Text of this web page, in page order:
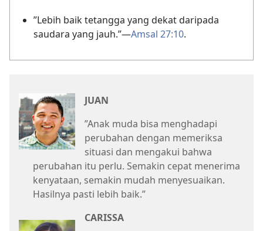
”Lebih baik tetangga yang dekat daripada
saudara yang jauh.”—Amsal 27:10.
JUAN
”Anak muda bisa menghadapi
perubahan dengan memeriksa
situasi dan mengakui bahwa
perubahan itu perlu. Semakin cepat menerima
kenyataan, semakin mudah menyesuaikan.
Hasilnya pasti lebih baik.”
CARISSA